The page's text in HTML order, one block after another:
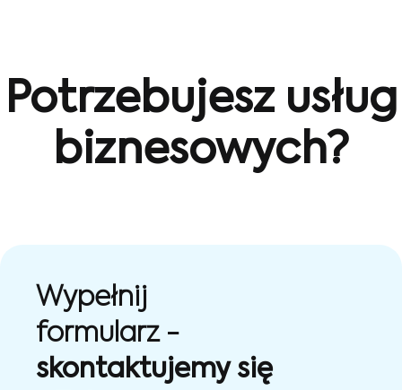
Potrzebujesz usług
biznesowych?
Wypełnij
formularz -
skontaktujemy się